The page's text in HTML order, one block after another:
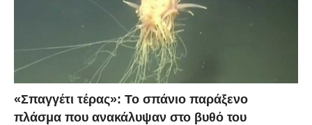
«Σπαγγέτι τέρας»: Το σπάνιο παράξενο
πλάσμα που ανακάλυψαν στο βυθό του